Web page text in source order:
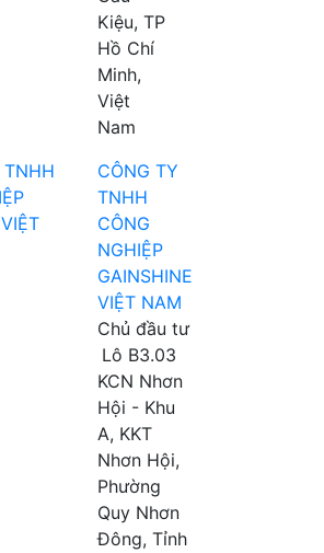
Kiệu, TP
Hồ Chí
Minh,
Việt
Nam
CÔNG TY
TNHH
CÔNG
NGHIỆP
GAINSHINE
VIỆT NAM
Chủ đầu tư
Lô B3.03
KCN Nhơn
Hội - Khu
A, KKT
Nhơn Hội,
Phường
Quy Nhơn
Đông, Tỉnh